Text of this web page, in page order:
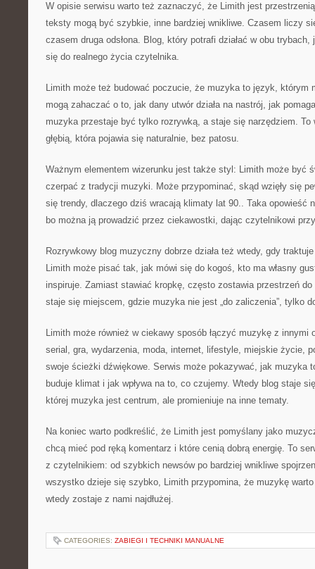
W opisie serwisu warto też zaznaczyć, że Limith jest
teksty mogą być szybkie, inne bardziej wnikliwe. Czasem liczy
czasem druga odsłona. Blog, który potrafi działać w obu
się do realnego życia czytelnika.
Limith może też budować poczucie, że muzyka to język, którym
mogą zahaczać o to, jak dany utwór działa na nastrój, jak
muzyka przestaje być tylko rozrywką, a staje się narzędziem.
głębią, która pojawia się naturalnie, bez patosu.
Ważnym elementem wizerunku jest także styl: Limith może być
czerpać z tradycji muzyki. Może przypominać, skąd wzięły się
się trendy, dlaczego dziś wracają klimaty lat 90.. Taka opowieść
bo można ją prowadzić przez ciekawostki, dając czytelnikowi
Rozrywkowy blog muzyczny dobrze działa też wtedy, gdy
Limith może pisać tak, jak mówi się do kogoś, kto ma własny
inspiruje. Zamiast stawiać kropkę, często zostawia przestrzeń
staje się miejscem, gdzie muzyka nie jest „do zaliczenia”, tylko
Limith może również w ciekawy sposób łączyć muzykę z innymi
serial, gra, wydarzenia, moda, internet, lifestyle, miejskie życie,
swoje ścieżki dźwiękowe. Serwis może pokazywać, jak muzyka
buduje klimat i jak wpływa na to, co czujemy. Wtedy blog staje
której muzyka jest centrum, ale promieniuje na inne tematy.
Na koniec warto podkreślić, że Limith jest pomyślany jako
chcą mieć pod ręką komentarz i które cenią dobrą energię. To
z czytelnikiem: od szybkich newsów po bardziej wnikliwe
wszystko dzieje się szybko, Limith przypomina, że muzykę
wtedy zostaje z nami najdłużej.
CATEGORIES: ZABIEGI I TECHNIKI MANUALNE